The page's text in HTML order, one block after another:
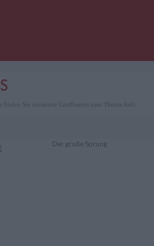
finden Sie animierte Grußkarten zum Thema Aids.